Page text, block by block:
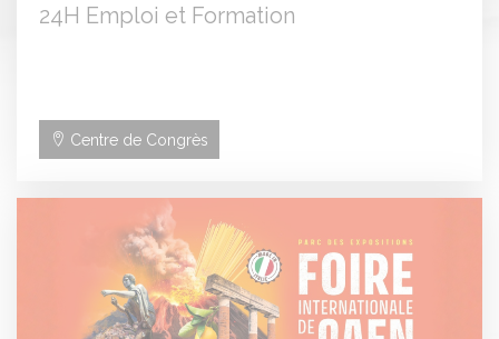
24H Emploi et Formation
Centre de Congrès